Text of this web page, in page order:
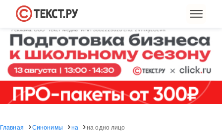
Главная Синонимы на на одно лицо